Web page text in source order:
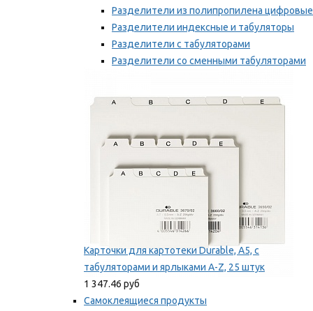
Разделители из полипропилена цифровые
Разделители индексные и табуляторы
Разделители с табуляторами
Разделители со сменными табуляторами
Карточки для картотеки Durable, A5, с
табуляторами и ярлыками A-Z, 25 штук
1 347.46 руб
Самоклеящиеся продукты